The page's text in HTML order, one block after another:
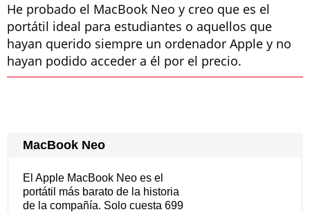
He probado el MacBook Neo y creo que es el
portátil ideal para estudiantes o aquellos que
hayan querido siempre un ordenador Apple y no
hayan podido acceder a él por el precio.
MacBook Neo
El Apple MacBook Neo es el
portátil más barato de la historia
de la compañía. Solo cuesta 699